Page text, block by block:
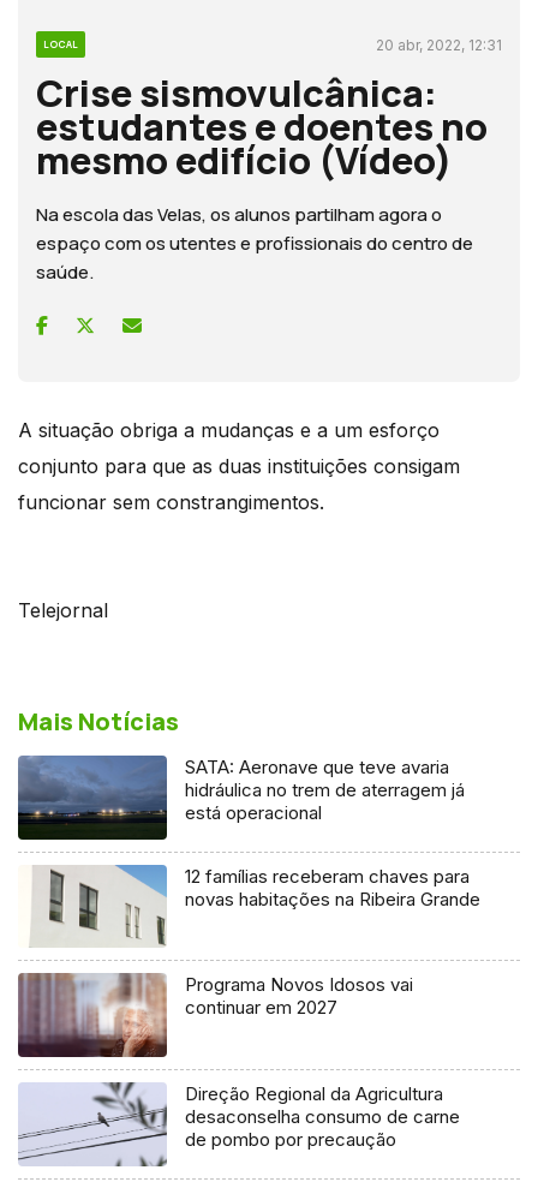
LOCAL 20 abr, 2022, 12:31
Crise sismovulcânica:
estudantes e doentes no
mesmo edifício (Vídeo)
Na escola das Velas, os alunos partilham agora o
espaço com os utentes e profissionais do centro de
saúde.
A situação obriga a mudanças e a um esforço
conjunto para que as duas instituições consigam
funcionar sem constrangimentos.
Telejornal
Mais Notícias
SATA: Aeronave que teve avaria
hidráulica no trem de aterragem já
está operacional
12 famílias receberam chaves para
novas habitações na Ribeira Grande
Programa Novos Idosos vai
continuar em 2027
Direção Regional da Agricultura
desaconselha consumo de carne
de pombo por precaução